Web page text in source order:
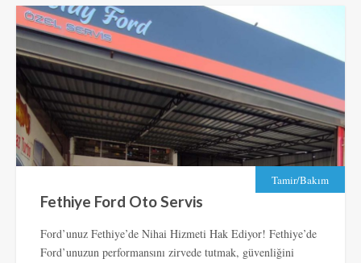
Tamir/Bakım
Fethiye Ford Oto Servis
Ford’unuz Fethiye’de Nihai Hizmeti Hak Ediyor! Fethiye’de
Ford’unuzun performansını zirvede tutmak, güvenliğini